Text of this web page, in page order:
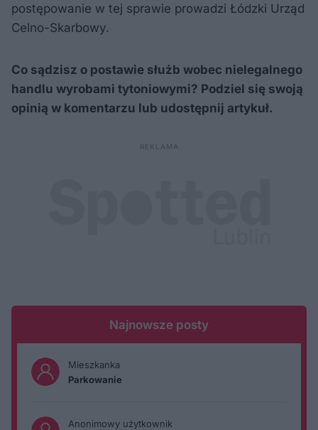
postępowanie w tej sprawie prowadzi Łódzki Urząd
Celno-Skarbowy.
Co sądzisz o postawie służb wobec nielegalnego
handlu wyrobami tytoniowymi? Podziel się swoją
opinią w komentarzu lub udostępnij artykuł.
Najnowsze posty
Mieszkanka
Parkowanie
Anonimowy użytkownik